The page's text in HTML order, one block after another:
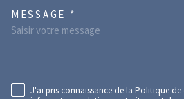
MESSAGE *
RÈGLEMENTATION
J'ai pris connaissance de la Politique